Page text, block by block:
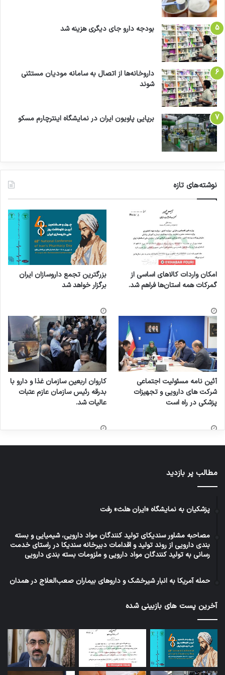
بودجه دارو جای دیگری هزینه شد
داروخانه‌ها از اتصال به سامانه مودیان مستثنی
شوند
برپایی پاویون ایران در نمایشگاه اینترچارم مسکو
نوشته‌های تازه
امکان واردات کالاهای اساسی از
گمرکات همه استان‌ها فراهم شد.
بزرگترین تجمع داروسازان ایران
برگزار خواهد شد
آئین نامه مسئولیت اجتماعی
شرکت های دارویی و تجهیزات
پزشکی در راه است
کاروان اربعین سازمان غذا و دارو با
بدرقه رئیس سازمان عازم عتبات
عالیات شد.
مطالب پر بازدید
پزشکیان به نمایشگاه «ایران هلث» رفت
مصاحبه مشاور سندیکای تولید کنندگان مواد دارویی، شیمیایی و بسته
بندی دارویی از روند تولید و اقدامات دبیرخانه سندیکا در راستای خدمت
رسانی به تولید کنندگان مواد دارویی و ملزومات بسته بندی دارویی
حمله آمریکا به انبار شیرخشک و داروهای بیماران صعب‌العلاج در همدان
آخرین پست های بازبینی شده